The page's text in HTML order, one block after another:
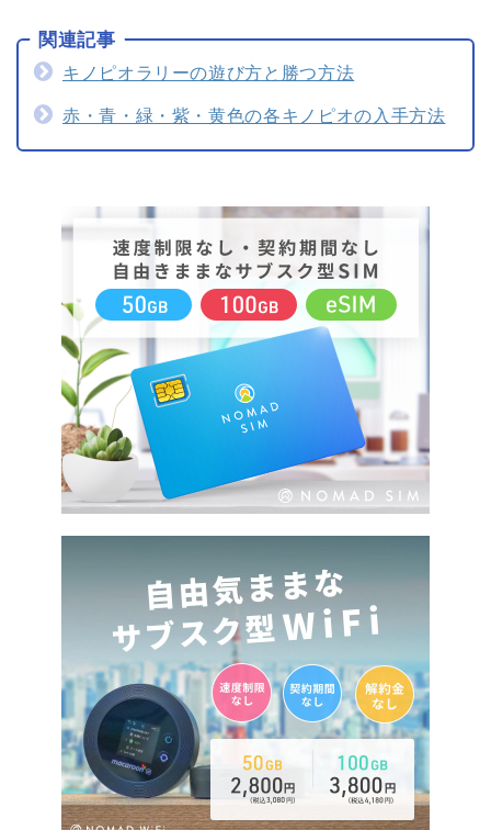
キノピオラリーの遊び方と勝つ方法
赤・青・緑・紫・黄色の各キノピオの入手方法